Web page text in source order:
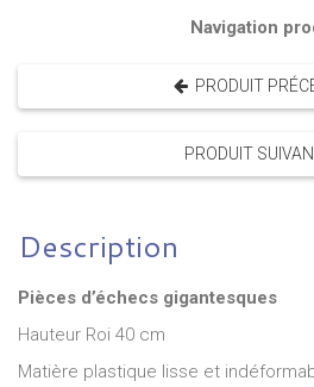
Navigation
PRODUIT
PRODUIT
Description
Pièces d’échecs gigantesques
Hauteur Roi 40 cm
Matière plastique lisse et